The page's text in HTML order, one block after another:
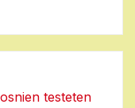
testeten